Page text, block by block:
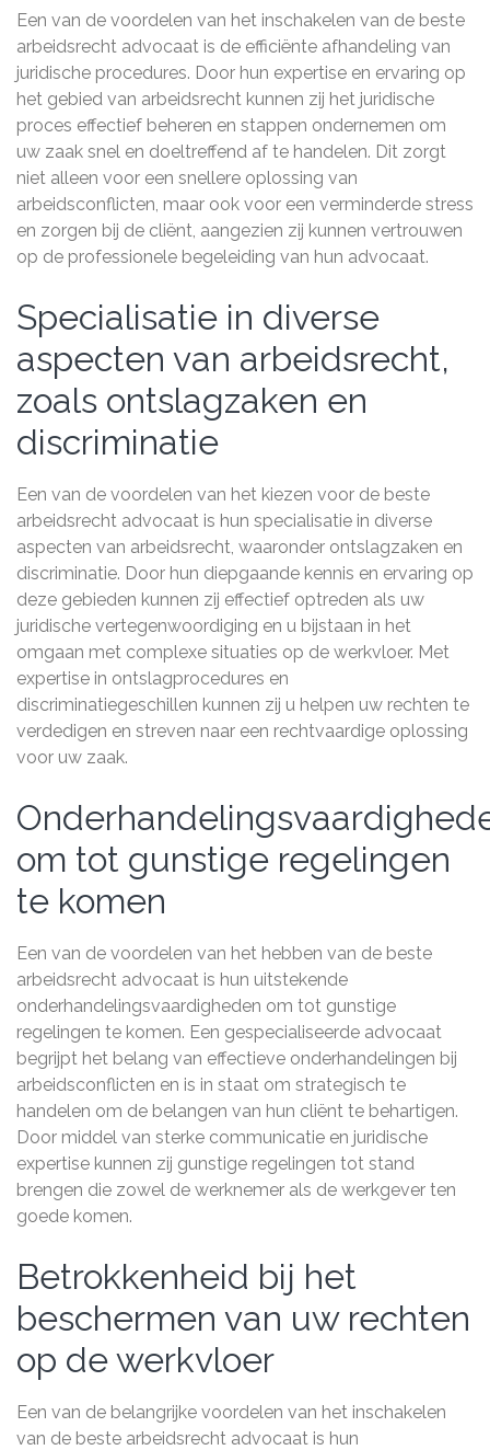
Een van de voordelen van het inschakelen van de beste
arbeidsrecht advocaat is de efficiënte afhandeling van
juridische procedures. Door hun expertise en ervaring op
het gebied van arbeidsrecht kunnen zij het juridische
proces effectief beheren en stappen ondernemen om
uw zaak snel en doeltreffend af te handelen. Dit zorgt
niet alleen voor een snellere oplossing van
arbeidsconflicten, maar ook voor een verminderde stress
en zorgen bij de cliënt, aangezien zij kunnen vertrouwen
op de professionele begeleiding van hun advocaat.
Specialisatie in diverse
aspecten van arbeidsrecht,
zoals ontslagzaken en
discriminatie
Een van de voordelen van het kiezen voor de beste
arbeidsrecht advocaat is hun specialisatie in diverse
aspecten van arbeidsrecht, waaronder ontslagzaken en
discriminatie. Door hun diepgaande kennis en ervaring op
deze gebieden kunnen zij effectief optreden als uw
juridische vertegenwoordiging en u bijstaan in het
omgaan met complexe situaties op de werkvloer. Met
expertise in ontslagprocedures en
discriminatiegeschillen kunnen zij u helpen uw rechten te
verdedigen en streven naar een rechtvaardige oplossing
voor uw zaak.
om tot gunstige regelingen
te komen
Een van de voordelen van het hebben van de beste
arbeidsrecht advocaat is hun uitstekende
onderhandelingsvaardigheden om tot gunstige
regelingen te komen. Een gespecialiseerde advocaat
begrijpt het belang van effectieve onderhandelingen bij
arbeidsconflicten en is in staat om strategisch te
handelen om de belangen van hun cliënt te behartigen.
Door middel van sterke communicatie en juridische
expertise kunnen zij gunstige regelingen tot stand
brengen die zowel de werknemer als de werkgever ten
goede komen.
Betrokkenheid bij het
beschermen van uw rechten
op de werkvloer
Een van de belangrijke voordelen van het inschakelen
van de beste arbeidsrecht advocaat is hun